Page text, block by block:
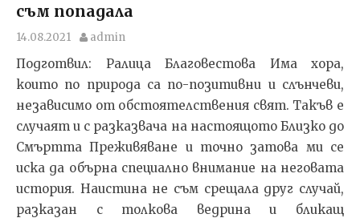
съм попадала
14.08.2021 admin
Подготвил: Ралица Благовестова Има хора,
които по природа са по-позитивни и слънчеви,
независимо от обстоятелствения свят. Такъв е
случаят и с разказвача на настоящото Близко до
Смъртта Преживяване и точно затова ми се
иска да обърна специално внимание на неговата
история. Наистина не съм срещала друг случай,
разказан с толкова ведрина и бликащ